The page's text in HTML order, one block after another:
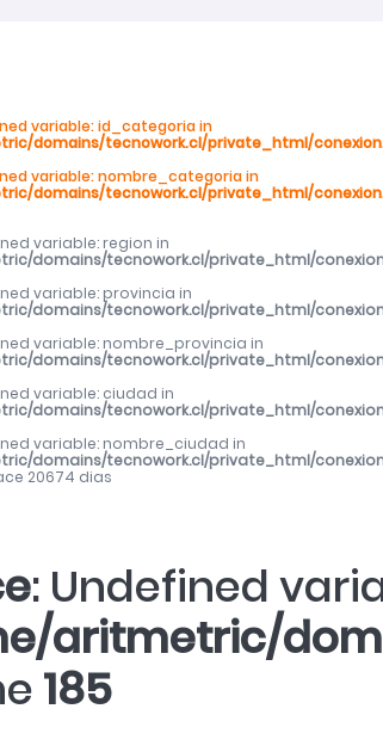
talleres deportivos para adultos mayores en toda
talleres deportivos para adultos mayores en toda
de mil de mujeres de Ñuble recibieron atención del
variable: id_categoria in
domains/tecnowork.cl/private_html/
variable: nombre_categoria in
domains/tecnowork.cl/private_html/
variable: region in
domains/tecnowork.cl/private_html/
variable: provincia in
domains/tecnowork.cl/private_html/
variable: nombre_provincia in
domains/tecnowork.cl/private_html/
variable: ciudad in
domains/tecnowork.cl/private_html/
variable: nombre_ciudad in
domains/tecnowork.cl/private_html/
20674 dias
: Undefined
aritmetric/
185